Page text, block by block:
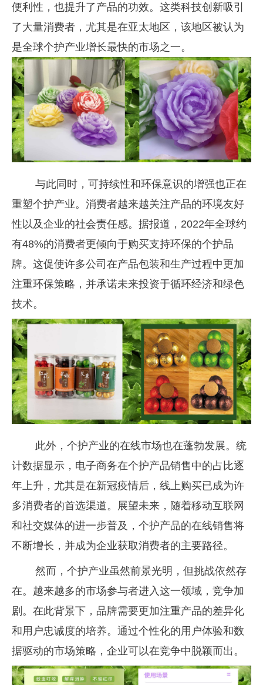
便利性，也提升了产品的功效。这类科技创新吸引
了大量消费者，尤其是在亚太地区，该地区被认为
是全球个护产业增长最快的市场之一。
与此同时，可持续性和环保意识的增强也正在
重塑个护产业。消费者越来越关注产品的环境友好
性以及企业的社会责任感。据报道，2022年全球约
有48%的消费者更倾向于购买支持环保的个护品
牌。这促使许多公司在产品包装和生产过程中更加
注重环保策略，并承诺未来投资于循环经济和绿色
技术。
此外，个护产业的在线市场也在蓬勃发展。统
计数据显示，电子商务在个护产品销售中的占比逐
年上升，尤其是在新冠疫情后，线上购买已成为许
多消费者的首选渠道。展望未来，随着移动互联网
和社交媒体的进一步普及，个护产品的在线销售将
不断增长，并成为企业获取消费者的主要路径。
然而，个护产业虽然前景光明，但挑战依然存
在。越来越多的市场参与者进入这一领域，竞争加
剧。在此背景下，品牌需要更加注重产品的差异化
和用户忠诚度的培养。通过个性化的用户体验和数
据驱动的市场策略，企业可以在竞争中脱颖而出。